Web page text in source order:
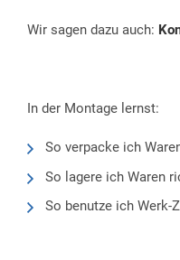
Wir sagen dazu auch:
In der Montage lernst:
So verpacke ich
So lagere ich Waren
So benutze ich Werk-